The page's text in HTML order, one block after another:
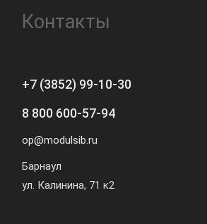
Контакты
+7 (3852) 99-10-30
8 800 600-57-94
op@modulsib.ru
Барнаул
ул. Калинина, 71 к2